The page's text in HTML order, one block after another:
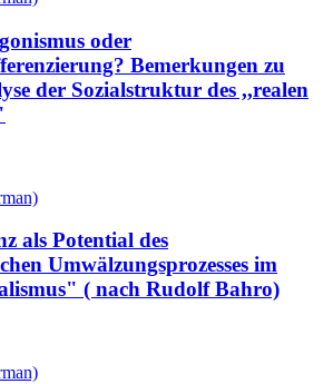
oder
Bemerkungen zu
der Sozialstruktur des ,,realen
als Potential des
Umwälzungsprozesses im
( nach Rudolf Bahro)